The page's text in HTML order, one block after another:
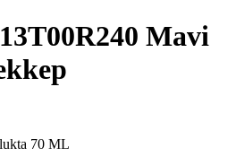
Mavi
70 ML